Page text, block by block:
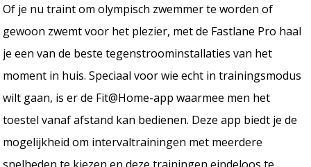
Of je nu traint om olympisch zwemmer te worden of
gewoon zwemt voor het plezier, met de Fastlane Pro haal
je een van de beste tegenstroominstallaties van het
moment in huis. Speciaal voor wie echt in trainingsmodus
wilt gaan, is er de Fit@Home-app waarmee men het
toestel vanaf afstand kan bedienen. Deze app biedt je de
mogelijkheid om intervaltrainingen met meerdere